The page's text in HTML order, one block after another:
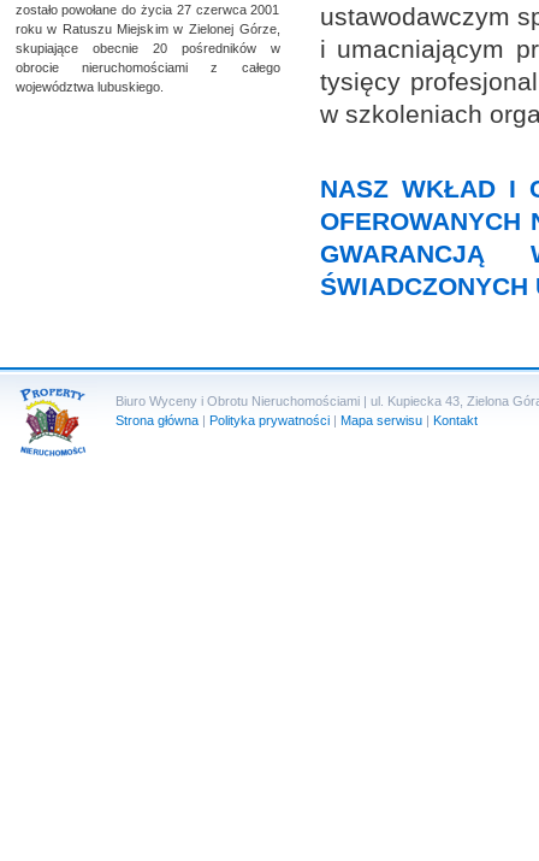
zostało powołane do życia 27 czerwca 2001
roku w Ratuszu Miejskim w Zielonej Górze,
skupiające obecnie 20 pośredników w
obrocie nieruchomościami z całego
województwa lubuskiego.
ustawodawczym
i umacniającym
tysięcy
w szkoleniach
NASZ WKŁAD I
OFEROWANYCH
GWARANCJĄ
ŚWIADCZONYCH
Biuro Wyceny i Obrotu Nieruchomościami | ul. Kupiecka 43, Zielona
Strona główna| Polityka prywatności| Mapa serwisu| Kontakt